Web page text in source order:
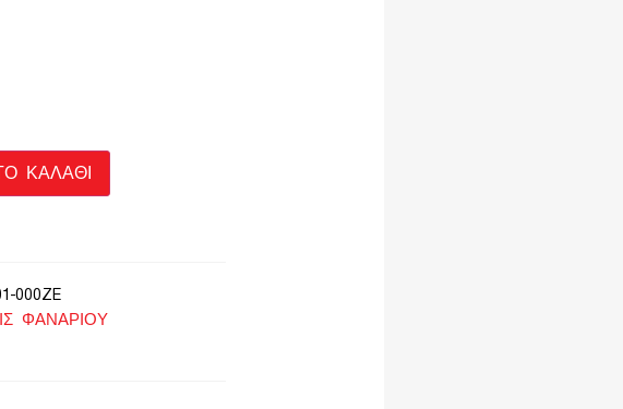
ΚΑΛΆΘΙ
000ZE
ΦΑΝΑΡΙΟΥ